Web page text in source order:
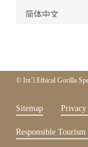
© Int’l Ethical Gorilla
Sitemap
Responsible